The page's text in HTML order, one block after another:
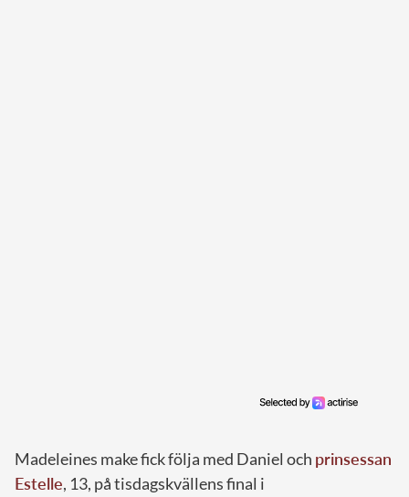
Madeleines make fick följa med Daniel och prinsessan
Estelle, 13, på tisdagskvällens final i